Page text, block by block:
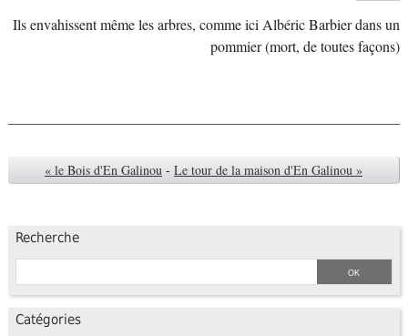
Ils envahissent même les arbres, comme ici Albéric Barbier dans un
pommier (mort, de toutes façons)
« le Bois d'En Galinou - Le tour de la maison d'En Galinou »
Recherche
Catégories